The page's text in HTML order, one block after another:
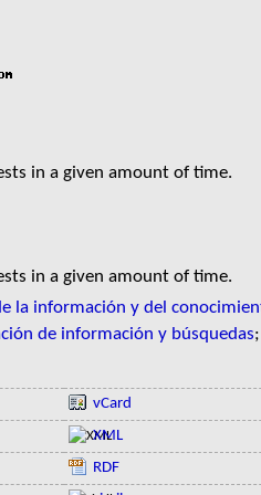
in a given amount of time.
in a given amount of time.
la información y del
de información y búsquedas;
vCard
XML
RDF